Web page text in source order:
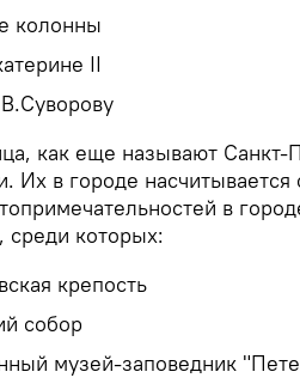
колонны
II
как еще называют Санкт-
Их в городе
в
среди которых:
крепость
собор
музей-заповедник